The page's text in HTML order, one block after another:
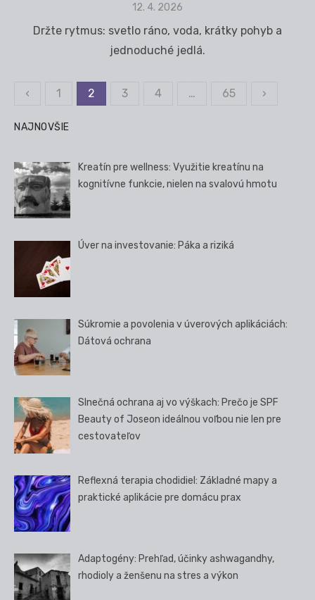
Posted
12. 4. 2026
Držte rytmus: svetlo ráno, voda, krátky pohyb a
jednoduché jedlá.
Stránkovanie
príspevkov
‹ 1 2 3 4 … 65 ›
NAJNOVŠIE
Kreatín pre wellness: Využitie kreatínu na
kognitívne funkcie, nielen na svalovú hmotu
Úver na investovanie: Páka a riziká
Súkromie a povolenia v úverových aplikáciách:
Dátová ochrana
Slnečná ochrana aj vo výškach: Prečo je SPF
Beauty of Joseon ideálnou voľbou nie len pre
cestovateľov
Reflexná terapia chodidiel: Základné mapy a
praktické aplikácie pre domácu prax
Adaptogény: Prehľad, účinky ashwagandhy,
rhodioly a ženšenu na stres a výkon